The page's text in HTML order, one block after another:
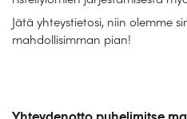
Jätä yhteystietosi, niin olemme
mahdollisimman pian!